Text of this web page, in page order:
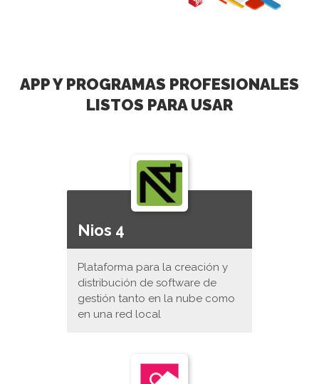
APP Y PROGRAMAS PROFESIONALES
LISTOS PARA USAR
Nios 4
Plataforma para la creación y
distribución de software de
gestión tanto en la nube como
en una red local